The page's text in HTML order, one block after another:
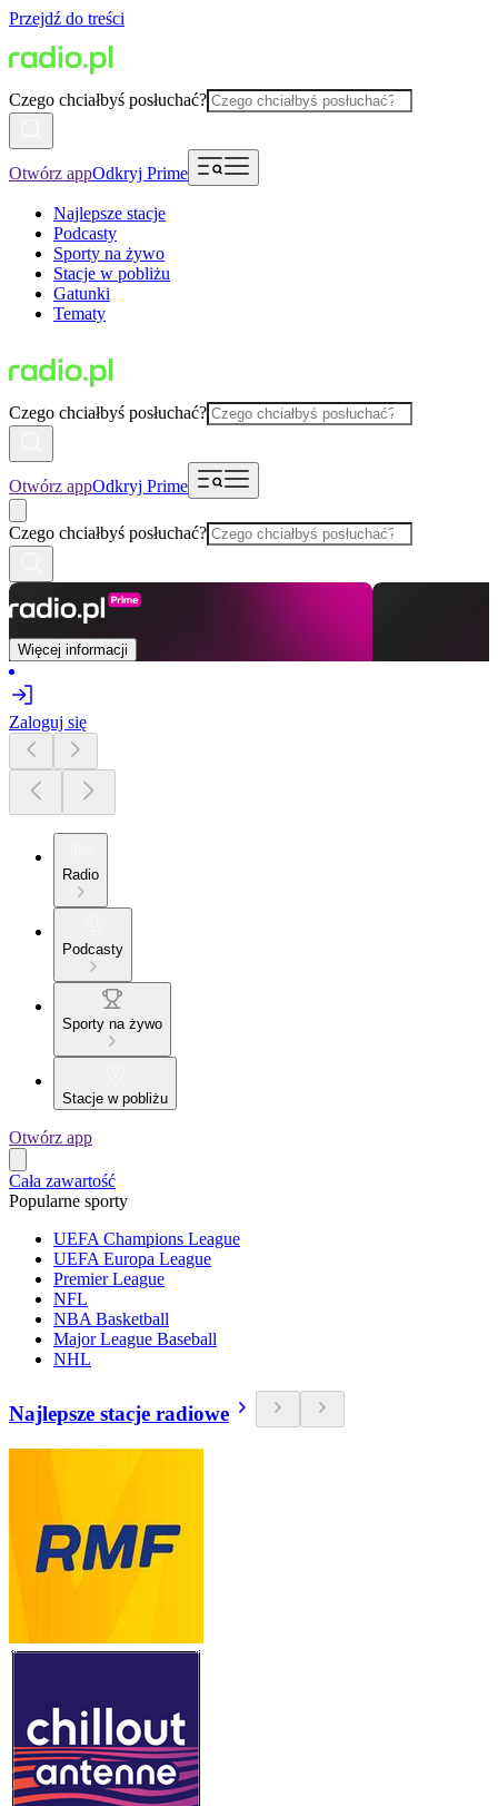
Przejdź do treści
Czego chciałbyś posłuchać?
Otwórz appOdkryj Prime
Najlepsze stacje
Podcasty
Sporty na żywo
Stacje w pobliżu
Gatunki
Tematy
Czego chciałbyś posłuchać?
Otwórz appOdkryj Prime
Czego chciałbyś posłuchać?
Więcej informacji
Zaloguj się
Radio
Podcasty
Sporty na żywo
Stacje w pobliżu
Otwórz app
Cała zawartość
Popularne sporty
UEFA Champions League
UEFA Europa League
Premier League
NFL
NBA Basketball
Major League Baseball
NHL
Najlepsze stacje radiowe